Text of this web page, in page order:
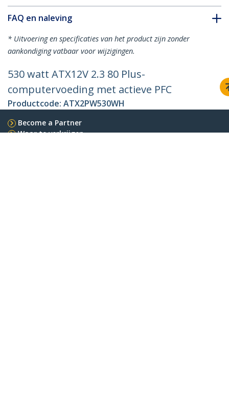
FAQ en naleving
* Uitvoering en specificaties van het product zijn zonder
aankondiging vatbaar voor wijzigingen.
530 watt ATX12V 2.3 80 Plus-
computervoeding met actieve PFC
Productcode: ATX2PW530WH
Become a Partner
Waar te verkrijgen